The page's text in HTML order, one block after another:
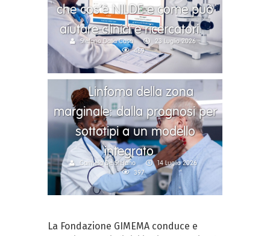
che cos’è NILDE e come può
aiutare clinici e ricercatori
Stefano Dalla Casa
23 Luglio 2026
469
Linfoma della zona
marginale: dalla prognosi per
sottotipi a un modello
integrato
Carmela De Stefano
14 Luglio 2026
397
La Fondazione GIMEMA conduce e